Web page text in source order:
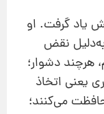
یاد گرفت. او
به‌دلیل نقض
هرچند دشوار؛
یعنی اتخاذ
می‌کنند؛